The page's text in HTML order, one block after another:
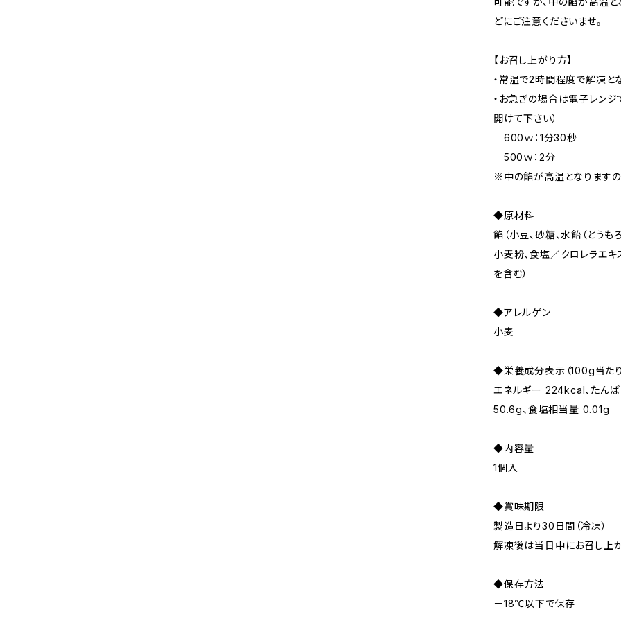
どにご注意くださいませ。
【お召し上がり方】
・常温で2時間程度で解凍と
・お急ぎの場合は電子レン
開けて下さい）
600ｗ：1分30秒
500ｗ：2分
※中の餡が高温となりますの
◆原材料
餡（小豆、砂糖、水飴（とうも
小麦粉、食塩／クロレラエキ
を含む）
◆アレルゲン
小麦
◆栄養成分表示（100g当たり
エネルギー 224kcal、たんぱ
50.6g、食塩相当量 0.01g
◆内容量
1個入
◆賞味期限
製造日より30日間（冷凍）
解凍後は当日中にお召し上が
◆保存方法
－18℃以下で保存